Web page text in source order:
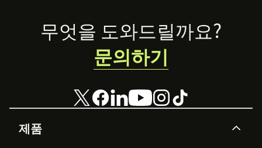
Footer
제품
무엇을 도와드릴까요?
문의하기